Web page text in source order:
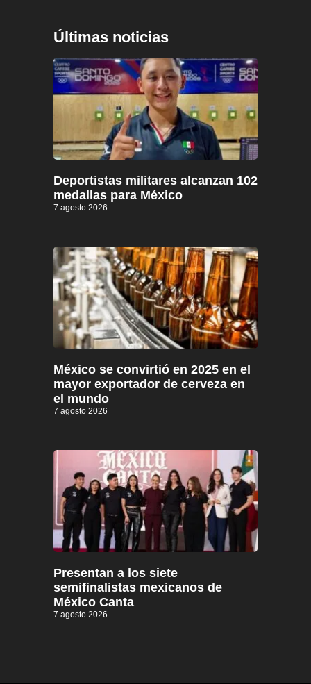
Últimas noticias
Deportistas militares alcanzan 102
medallas para México
7 agosto 2026
México se convirtió en 2025 en el
mayor exportador de cerveza en
el mundo
7 agosto 2026
Presentan a los siete
semifinalistas mexicanos de
México Canta
7 agosto 2026